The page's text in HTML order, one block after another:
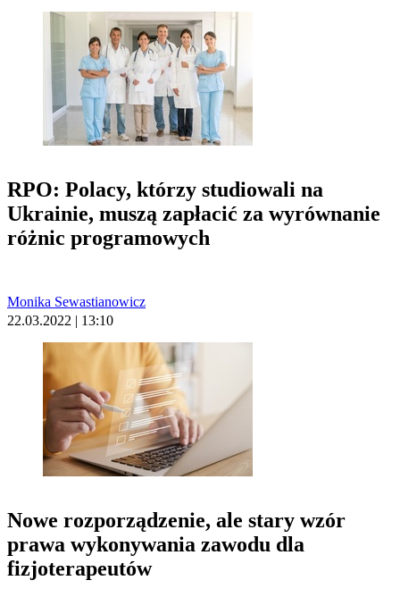
RPO: Polacy, którzy studiowali na
Ukrainie, muszą zapłacić za wyrównanie
różnic programowych
Monika Sewastianowicz
22.03.2022 | 13:10
Nowe rozporządzenie, ale stary wzór
prawa wykonywania zawodu dla
fizjoterapeutów